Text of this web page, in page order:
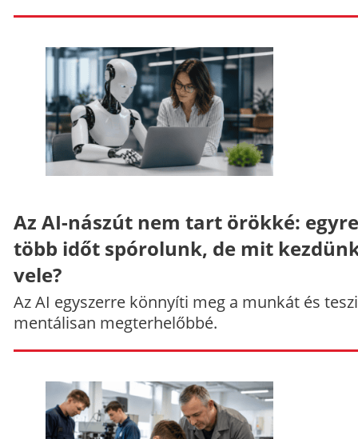
Az AI-nászút nem tart örökké: egyre
több időt spórolunk, de mit
vele?
Az AI egyszerre könnyíti meg a munkát és
mentálisan megterhelőbbé.